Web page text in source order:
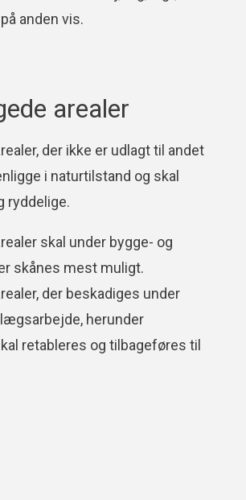
anden vis.
arealer
der ikke er udlagt til andet
i naturtilstand og skal
ryddelige.
skal under bygge- og
skånes mest muligt.
der beskadiges under
herunder
retableres og tilbageføres til